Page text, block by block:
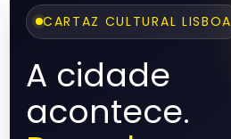
CARTAZ CULTURAL LISBOA
A cidade
acontece.